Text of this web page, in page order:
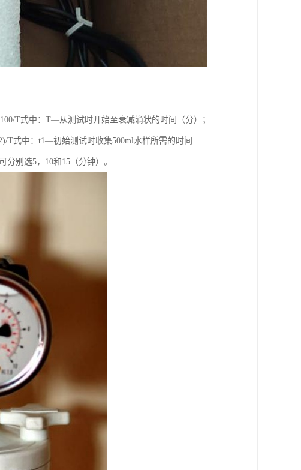
T式中：T—从测试时开始至衰减滴状的时间（分）；
T式中：t1—初始测试时收集500ml水样所需的时间
别选5，10和15（分钟）。